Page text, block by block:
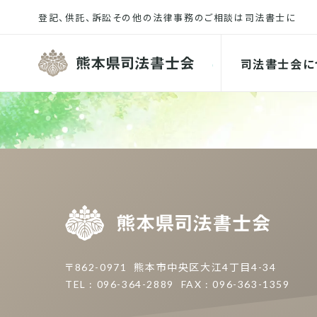
熊本県
司法書士会に
〒862-0971
熊本市中央区大江4丁目4-34
TEL : 096-364-2889
FAX : 096-363-1359